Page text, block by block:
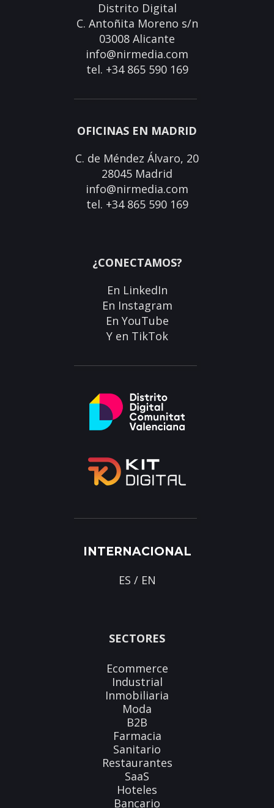
Distrito Digital
C. Antoñita Moreno s/n
03008 Alicante
info@nirmedia.com
tel. +34 865 590 169
OFICINAS EN MADRID
C. de Méndez Álvaro, 20
28045 Madrid
info@nirmedia.com
tel. +34 865 590 169
¿CONECTAMOS?
En LinkedIn
En Instagram
En YouTube
Y en TikTok
INTERNACIONAL
ES / EN
SECTORES
Ecommerce
Industrial
Inmobiliaria
Moda
B2B
Farmacia
Sanitario
Restaurantes
SaaS
Hoteles
Bancario